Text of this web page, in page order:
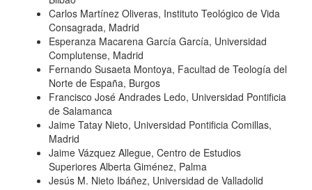
Carlos Martínez Oliveras, Instituto Teológico de Vida
Consagrada, Madrid
Esperanza Macarena García García, Universidad
Complutense, Madrid
Fernando Susaeta Montoya, Facultad de Teología del
Norte de España, Burgos
Francisco José Andrades Ledo, Universidad Pontificia
de Salamanca
Jaime Tatay Nieto, Universidad Pontificia Comillas,
Madrid
Jaime Vázquez Allegue, Centro de Estudios
Superiores Alberta Giménez, Palma
Jesús M. Nieto Ibáñez, Universidad de Valladolid